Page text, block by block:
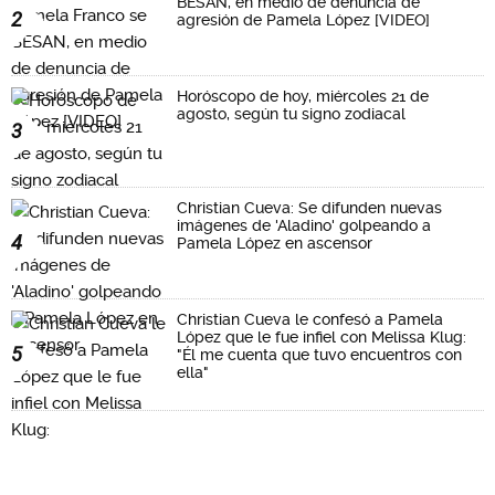
2
agresión de Pamela López [VIDEO]
3
Horóscopo de hoy, miércoles 21 de
agosto, según tu signo zodiacal
4
Christian Cueva: Se difunden nuevas
imágenes de 'Aladino' golpeando a
Pamela López en ascensor
5
Christian Cueva le confesó a Pamela
López que le fue infiel con Melissa Klug:
"Él me cuenta que tuvo encuentros con
ella"